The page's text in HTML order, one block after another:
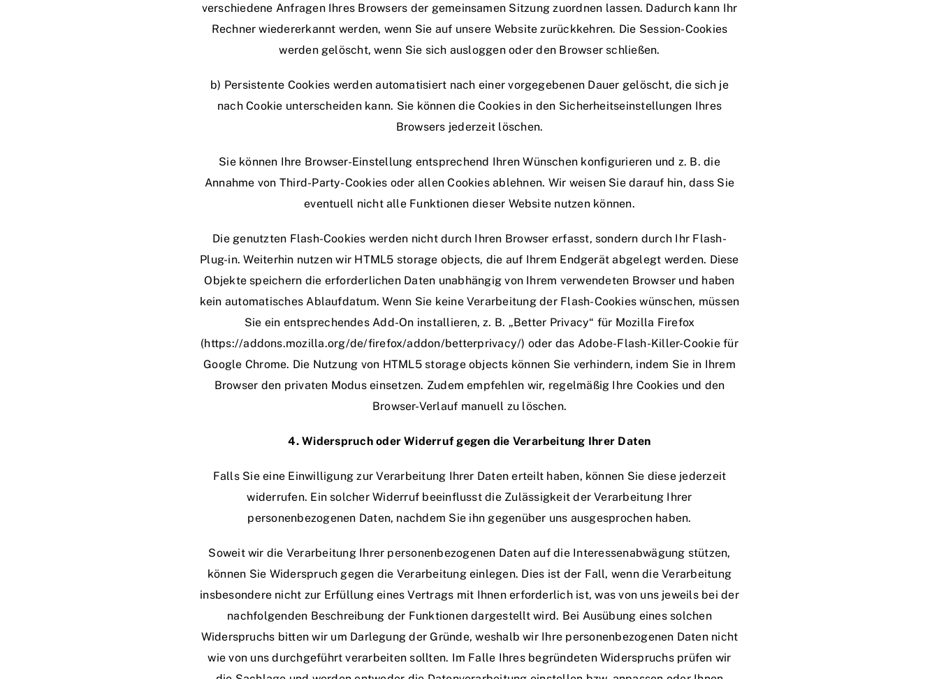
verschiedene Anfragen Ihres Browsers der gemeinsamen Sitzung zuordnen lassen. Dadurch kann Ihr
Rechner wiedererkannt werden, wenn Sie auf unsere Website zurückkehren. Die Session-Cookies
werden gelöscht, wenn Sie sich ausloggen oder den Browser schließen.
b) Persistente Cookies werden automatisiert nach einer vorgegebenen Dauer gelöscht, die sich je
nach Cookie unterscheiden kann. Sie können die Cookies in den Sicherheitseinstellungen Ihres
Browsers jederzeit löschen.
Sie können Ihre Browser-Einstellung entsprechend Ihren Wünschen konfigurieren und z. B. die
Annahme von Third-Party-Cookies oder allen Cookies ablehnen. Wir weisen Sie darauf hin, dass Sie
eventuell nicht alle Funktionen dieser Website nutzen können.
Die genutzten Flash-Cookies werden nicht durch Ihren Browser erfasst, sondern durch Ihr Flash-
Plug-in. Weiterhin nutzen wir HTML5 storage objects, die auf Ihrem Endgerät abgelegt werden. Diese
Objekte speichern die erforderlichen Daten unabhängig von Ihrem verwendeten Browser und haben
kein automatisches Ablaufdatum. Wenn Sie keine Verarbeitung der Flash-Cookies wünschen, müssen
Sie ein entsprechendes Add-On installieren, z. B. „Better Privacy“ für Mozilla Firefox
(https://addons.mozilla.org/de/firefox/addon/betterprivacy/) oder das Adobe-Flash-Killer-Cookie für
Google Chrome. Die Nutzung von HTML5 storage objects können Sie verhindern, indem Sie in Ihrem
Browser den privaten Modus einsetzen. Zudem empfehlen wir, regelmäßig Ihre Cookies und den
Browser-Verlauf manuell zu löschen.
4. Widerspruch oder Widerruf gegen die Verarbeitung Ihrer Daten
Falls Sie eine Einwilligung zur Verarbeitung Ihrer Daten erteilt haben, können Sie diese jederzeit
widerrufen. Ein solcher Widerruf beeinflusst die Zulässigkeit der Verarbeitung Ihrer
personenbezogenen Daten, nachdem Sie ihn gegenüber uns ausgesprochen haben.
Soweit wir die Verarbeitung Ihrer personenbezogenen Daten auf die Interessenabwägung stützen,
können Sie Widerspruch gegen die Verarbeitung einlegen. Dies ist der Fall, wenn die Verarbeitung
insbesondere nicht zur Erfüllung eines Vertrags mit Ihnen erforderlich ist, was von uns jeweils bei der
nachfolgenden Beschreibung der Funktionen dargestellt wird. Bei Ausübung eines solchen
Widerspruchs bitten wir um Darlegung der Gründe, weshalb wir Ihre personenbezogenen Daten nicht
wie von uns durchgeführt verarbeiten sollten. Im Falle Ihres begründeten Widerspruchs prüfen wir